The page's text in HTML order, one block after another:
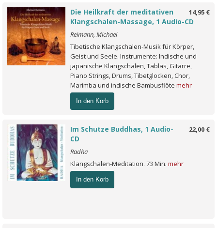
14,95 €
Die Heilkraft der meditativen
Klangschalen-Massage, 1 Audio-CD
Reimann, Michael
Tibetische Klangschalen-Musik für Körper,
Geist und Seele. Instrumente: Indische und
japanische Klangschalen, Tablas, Gitarre,
Piano Strings, Drums, Tibetglocken, Chor,
Marimba und indische Bambusflöte mehr
In den Korb
22,00 €
Im Schutze Buddhas, 1 Audio-
CD
Radha
Klangschalen-Meditation. 73 Min. mehr
In den Korb